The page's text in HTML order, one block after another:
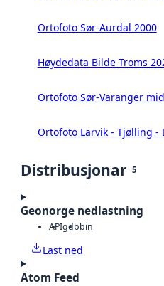
Ortofoto Sør-Aurdal 2000
Høydedata Bilde Troms
Ortofoto Sør-Varanger
Ortofoto Larvik - Tjølling -
Distribusjonar 5
Geonorge nedlastning
APIgdbbin
Last ned
Atom Feed